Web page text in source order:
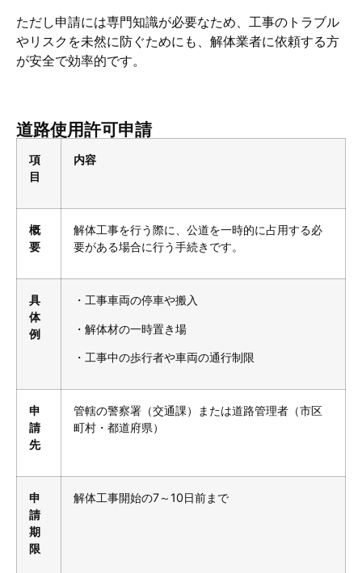
ただし申請には専門知識が必要なため、工事のトラブル
やリスクを未然に防ぐためにも、解体業者に依頼する方
が安全で効率的です。
道路使用許可申請
項
目
内容
概
要
解体工事を行う際に、公道を一時的に占用する必
要がある場合に行う手続きです。
具
体
例
・工事車両の停車や搬入
・解体材の一時置き場
・工事中の歩行者や車両の通行制限
申
請
先
管轄の警察署（交通課）または道路管理者（市区
町村・都道府県）
申
請
期
限
解体工事開始の7～10日前まで